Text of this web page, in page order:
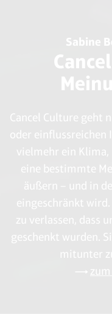
Sabine
Cancel Culture geht
oder einflussreichen
vielmehr ein Klima,
eine bestimmte
äußern – und in
eingeschränkt wird.
zu verlassen, dass
geschenkt wurden.
mitunter